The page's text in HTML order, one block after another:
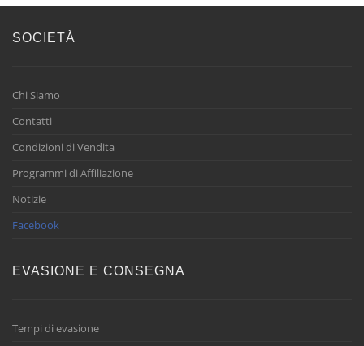
SOCIETÀ
Chi Siamo
Contatti
Condizioni di Vendita
Programmi di Affiliazione
Notizie
Facebook
EVASIONE E CONSEGNA
Tempi di evasione